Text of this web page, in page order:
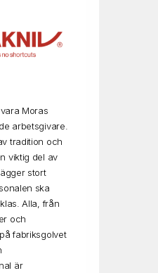
Moras
arbetsgivare.
tradition och
viktig del av
stort
ska
Alla, från
och
fabriksgolvet
är